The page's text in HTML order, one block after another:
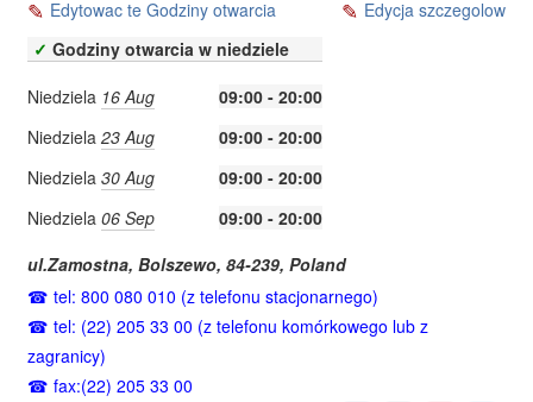
Edytowac te Godziny otwarcia
Edycja szczegolow
✓ Godziny otwarcia w niedziele
Niedziela 16 Aug
09:00 - 20:00
Niedziela 23 Aug
09:00 - 20:00
Niedziela 30 Aug
09:00 - 20:00
Niedziela 06 Sep
09:00 - 20:00
ul.Zamostna, Bolszewo, 84-239, Poland
tel: 800 080 010 (z telefonu stacjonarnego)
tel: (22) 205 33 00 (z telefonu komórkowego lub z
zagranicy)
fax:(22) 205 33 00